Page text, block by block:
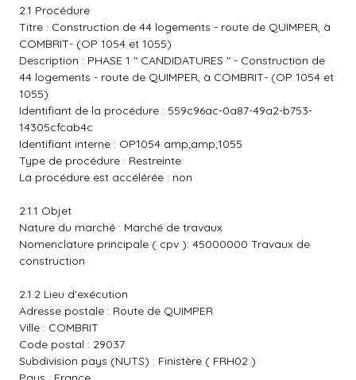
2.1 Procédure
Titre : Construction de 44 logements - route de QUIMPER, à
COMBRIT- (OP 1054 et 1055)
Description : PHASE 1 " CANDIDATURES " - Construction de
44 logements - route de QUIMPER, à COMBRIT- (OP 1054 et
1055)
Identifiant de la procédure : 559c96ac-0a87-49a2-b753-
14305cfcab4c
Identifiant interne : OP1054 amp;amp;1055
Type de procédure : Restreinte
La procédure est accélérée : non
2.1.1 Objet
Nature du marché : Marché de travaux
Nomenclature principale ( cpv ): 45000000 Travaux de
construction
2.1.2 Lieu d'exécution
Adresse postale : Route de QUIMPER
Ville : COMBRIT
Code postal : 29037
Subdivision pays (NUTS) : Finistère ( FRH02 )